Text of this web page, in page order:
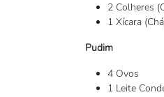
2 Colheres
1 Xícara
Pudim
4 Ovos
1 Leite